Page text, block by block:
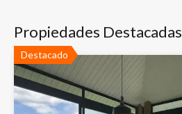
Propiedades Destacadas
Destacado